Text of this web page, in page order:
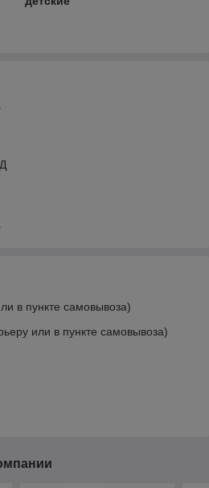
в пункте самовывоза)
или в пункте самовывоза)